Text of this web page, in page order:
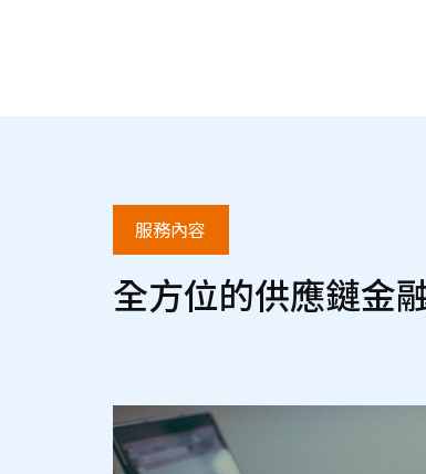
服務內容
全方位的供應鏈金